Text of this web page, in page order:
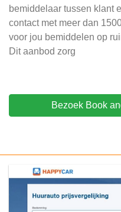
bemiddelaar tussen klant
contact met meer dan
voor jou bemiddelen op
Dit aanbod zorg
Bezoek Book